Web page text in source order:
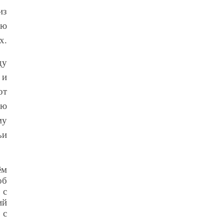
и
с
с